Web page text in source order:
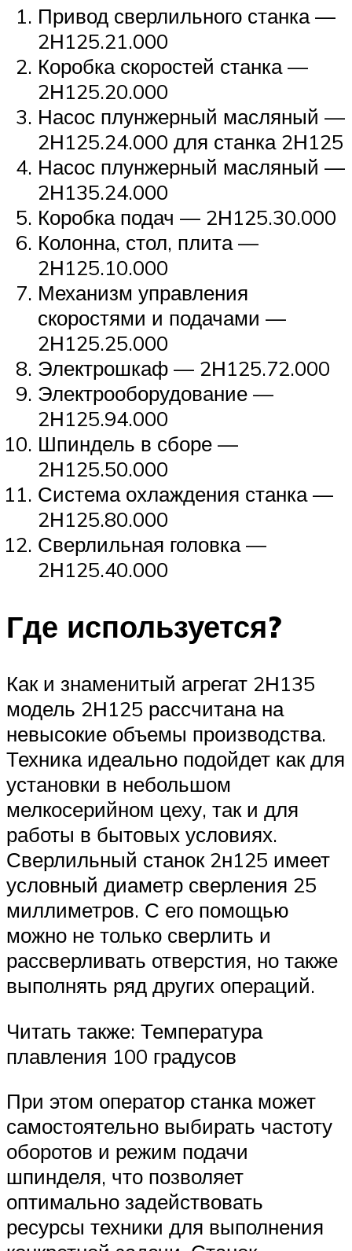
Привод сверлильного станка —
2Н125.21.000
Коробка скоростей станка —
2Н125.20.000
Насос плунжерный масляный —
2Н125.24.000 для станка 2Н125
Насос плунжерный масляный —
2Н135.24.000
Коробка подач — 2Н125.30.000
Колонна, стол, плита —
2Н125.10.000
Механизм управления
скоростями и подачами —
2Н125.25.000
Электрошкаф — 2Н125.72.000
Электрооборудование —
2Н125.94.000
Шпиндель в сборе —
2Н125.50.000
Система охлаждения станка —
2Н125.80.000
Сверлильная головка —
2Н125.40.000
Где используется?
Как и знаменитый агрегат 2Н135
модель 2Н125 рассчитана на
невысокие объемы производства.
Техника идеально подойдет как для
установки в небольшом
мелкосерийном цеху, так и для
работы в бытовых условиях.
Сверлильный станок 2н125 имеет
условный диаметр сверления 25
миллиметров. С его помощью
можно не только сверлить и
рассверливать отверстия, но также
выполнять ряд других операций.
Читать также: Температура
плавления 100 градусов
При этом оператор станка может
самостоятельно выбирать частоту
оборотов и режим подачи
шпинделя, что позволяет
оптимально задействовать
ресурсы техники для выполнения